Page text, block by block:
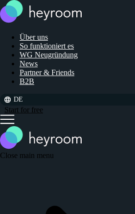
Über uns
So funktioniert es
WG Neugründung
News
Partner & Friends
B2B
DE
Start for free
Close main menu